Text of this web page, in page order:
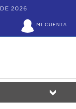
2026
MI CUENTA